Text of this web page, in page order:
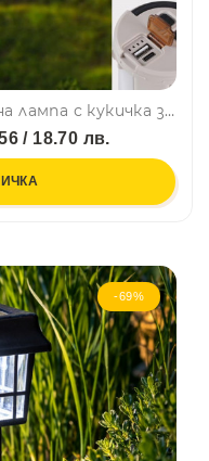
3в1 Сгъваема къпинг работна лампа с кукичка за окачване и няколко режима на работа X6608
/ 18.70 лв.
-69%